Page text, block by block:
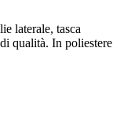
laterale, tasca
qualità. In poliestere